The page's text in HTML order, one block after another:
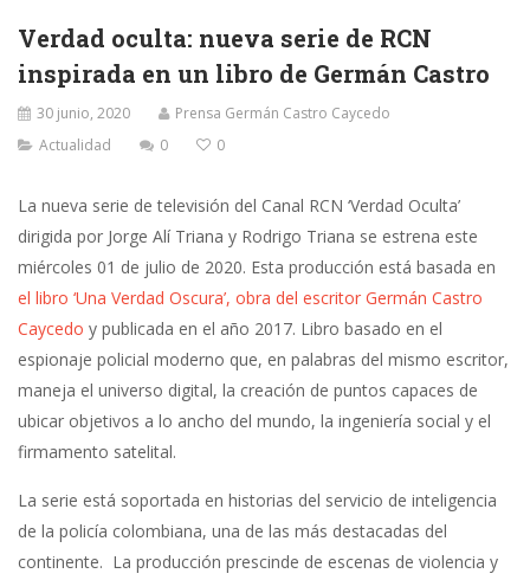
Verdad oculta: nueva serie de RCN
inspirada en un libro de Germán Castro
30 junio, 2020
Prensa Germán Castro Caycedo
Actualidad
0 0
La nueva serie de televisión del Canal RCN ‘Verdad Oculta’
dirigida por Jorge Alí Triana y Rodrigo Triana se estrena este
miércoles 01 de julio de 2020. Esta producción está basada en
el libro ‘Una Verdad Oscura’, obra del escritor Germán Castro
Caycedo y publicada en el año 2017. Libro basado en el
espionaje policial moderno que, en palabras del mismo escritor,
maneja el universo digital, la creación de puntos capaces de
ubicar objetivos a lo ancho del mundo, la ingeniería social y el
firmamento satelital.
La serie está soportada en historias del servicio de inteligencia
de la policía colombiana, una de las más destacadas del
continente. La producción prescinde de escenas de violencia y